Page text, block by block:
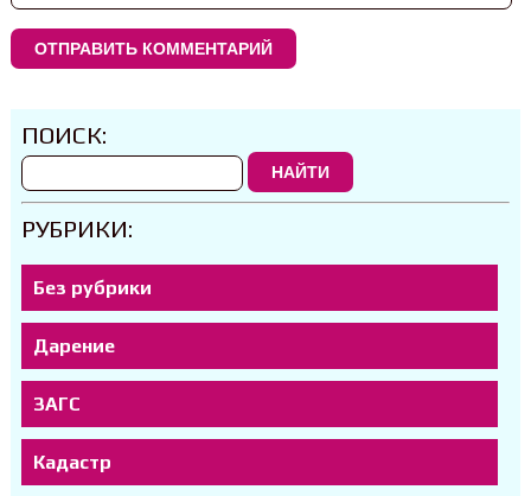
ПОИСК:
НАЙТИ
РУБРИКИ:
Без рубрики
Дарение
ЗАГС
Кадастр